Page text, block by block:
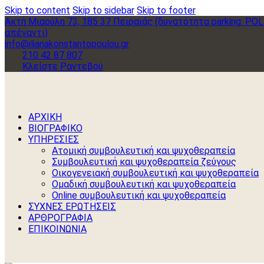
Skip to content Skip to sidebar Skip to footer
Ακτή Μιαούλη 73, 185 37 Πειραιάς (δυνατότητα parking:
απέναντι)
info@ilianakonstantopoulou.gr
210 42 87 807
Κλείστε Ραντεβού
ΑΡΧΙΚΗ
ΒΙΟΓΡΑΦΙΚΟ
ΥΠΗΡΕΣΙΕΣ
Ατομική συμβουλευτική και ψυχοθεραπεία
Συμβουλευτική και ψυχοθεραπεία ζεύγους
Οικογενειακή συμβουλευτική και ψυχοθεραπεία
Ομαδική συμβουλευτική και ψυχοθεραπεία
Online συμβουλευτική και ψυχοθεραπεία
ΣΥΧΝΕΣ ΕΡΩΤΗΣΕΙΣ
ΑΡΘΡΟΓΡΑΦΙΑ
ΕΠΙΚΟΙΝΩΝΙΑ